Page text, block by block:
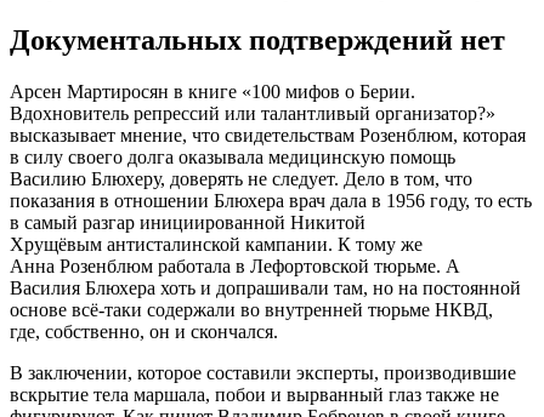
Документальных подтверждений нет
Арсен Мартиросян в книге «100 мифов о Берии.
Вдохновитель репрессий или талантливый организатор?»
высказывает мнение, что свидетельствам Розенблюм, которая
в силу своего долга оказывала медицинскую помощь
Василию Блюхеру, доверять не следует. Дело в том, что
показания в отношении Блюхера врач дала в 1956 году, то есть
в самый разгар инициированной Никитой
Хрущёвым антисталинской кампании. К тому же
Анна Розенблюм работала в Лефортовской тюрьме. А
Василия Блюхера хоть и допрашивали там, но на постоянной
основе всё-таки содержали во внутренней тюрьме НКВД,
где, собственно, он и скончался.
В заключении, которое составили эксперты, производившие
вскрытие тела маршала, побои и вырванный глаз также не